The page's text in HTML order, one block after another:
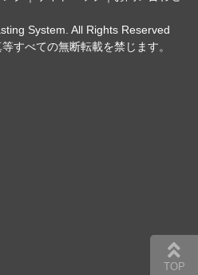
System. All Rights Reserved
すべての無断転載を禁じます。